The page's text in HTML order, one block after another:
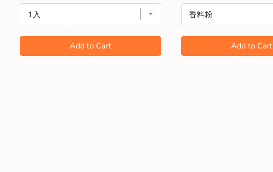
Add to Cart Add to Cart